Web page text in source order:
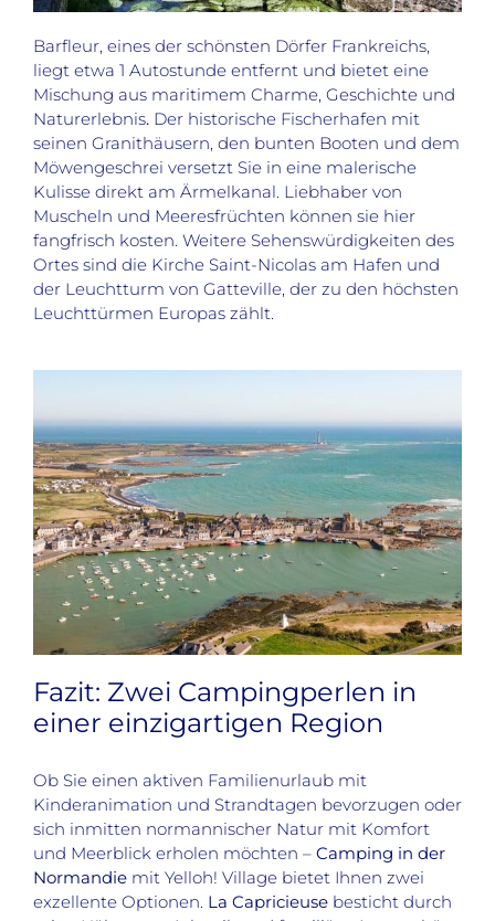
Barfleur, eines der schönsten Dörfer Frankreichs,
liegt etwa 1 Autostunde entfernt und bietet eine
Mischung aus maritimem Charme, Geschichte und
Naturerlebnis. Der historische Fischerhafen mit
seinen Granithäusern, den bunten Booten und dem
Möwengeschrei versetzt Sie in eine malerische
Kulisse direkt am Ärmelkanal. Liebhaber von
Muscheln und Meeresfrüchten können sie hier
fangfrisch kosten. Weitere Sehenswürdigkeiten des
Ortes sind die Kirche Saint-Nicolas am Hafen und
der Leuchtturm von Gatteville, der zu den höchsten
Leuchttürmen Europas zählt.
Fazit: Zwei Campingperlen in
einer einzigartigen Region
Ob Sie einen aktiven Familienurlaub mit
Kinderanimation und Strandtagen bevorzugen oder
sich inmitten normannischer Natur mit Komfort
und Meerblick erholen möchten – Camping in der
Normandiemit Yelloh! Village bietet Ihnen zwei
exzellente Optionen. La Capricieusebesticht durch